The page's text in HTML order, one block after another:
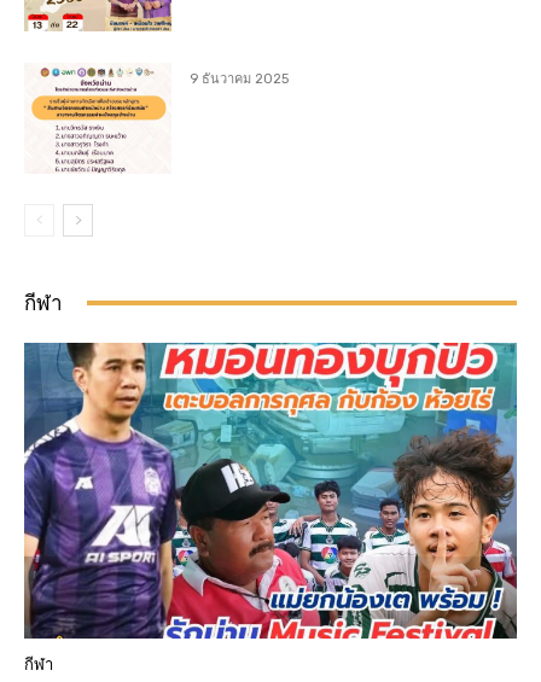
9 ธันวาคม 2025
กีฬา
กีฬา